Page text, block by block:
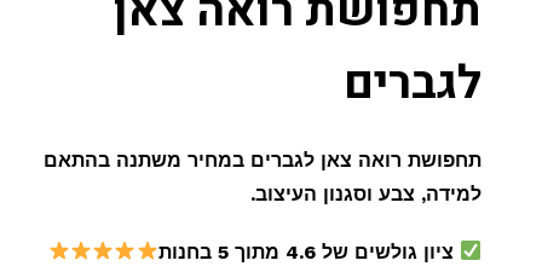
לגברים
תחפושת רואה צאן לגברים במחיר משתנה בהתאם
למידה, צבע וסגנון העיצוב.
ציון גולשים של 4.6 מתוך 5 בחנות